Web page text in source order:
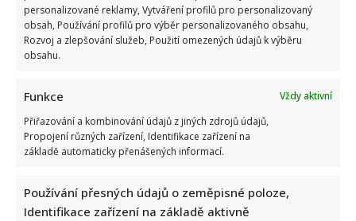
personalizované reklamy, Vytváření profilů pro personalizovaný
obsah, Používání profilů pro výběr personalizovaného obsahu,
Rozvoj a zlepšování služeb, Použití omezených údajů k výběru
obsahu.
Funkce
Vždy aktivní
Přiřazování a kombinování údajů z jiných zdrojů údajů,
Propojení různých zařízení, Identifikace zařízení na
základě automaticky přenášených informací.
Používání přesných údajů o zeměpisné poloze,
Identifikace zařízení na základě aktivně
kontroverzní fotky: Bude prý bojovat celý týden
Marek Ztracený zrušil velkolepé finále svého koncertu na